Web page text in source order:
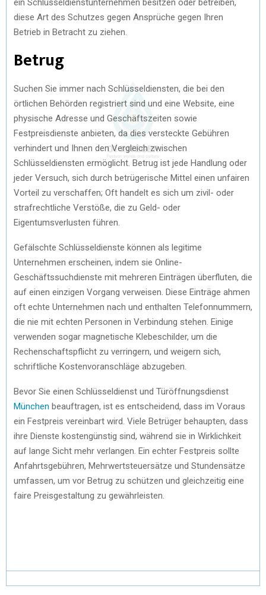
diese Art des Schutzes gegen Ansprüche gegen Ihren
Betrieb in Betracht zu ziehen.
Betrug
Suchen Sie immer nach Schlüsseldiensten, die bei den
örtlichen Behörden registriert sind und eine Website, eine
physische Adresse und Geschäftszeiten sowie
Festpreisdienste anbieten, da dies versteckte Gebühren
verhindert und Ihnen den Vergleich zwischen
Schlüsseldiensten ermöglicht. Betrug ist jede Handlung oder
jeder Versuch, sich durch betrügerische Mittel einen unfairen
Vorteil zu verschaffen; Oft handelt es sich um zivil- oder
strafrechtliche Verstöße, die zu Geld- oder
Eigentumsverlusten führen.
Gefälschte Schlüsseldienste können als legitime
Unternehmen erscheinen, indem sie Online-
Geschäftssuchdienste mit mehreren Einträgen überfluten, die
auf einen einzigen Vorgang verweisen. Diese Einträge ahmen
oft echte Unternehmen nach und enthalten Telefonnummern,
die nie mit echten Personen in Verbindung stehen. Einige
verwenden sogar magnetische Klebeschilder, um die
Rechenschaftspflicht zu verringern, und weigern sich,
schriftliche Kostenvoranschläge abzugeben.
Bevor Sie einen Schlüsseldienst und Türöffnungsdienst
München beauftragen, ist es entscheidend, dass im Voraus
ein Festpreis vereinbart wird. Viele Betrüger behaupten, dass
ihre Dienste kostengünstig sind, während sie in Wirklichkeit
auf lange Sicht mehr verlangen. Ein echter Festpreis sollte
Anfahrtsgebühren, Mehrwertsteuersätze und Stundensätze
umfassen, um vor Betrug zu schützen und gleichzeitig eine
faire Preisgestaltung zu gewährleisten.